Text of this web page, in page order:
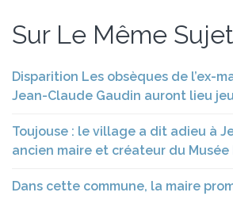
Sur Le Même
Disparition Les obsèques de l’ex-
Jean-Claude Gaudin auront lieu
Toujouse : le village a dit adieu à
ancien maire et créateur du Musée
Dans cette commune, la maire